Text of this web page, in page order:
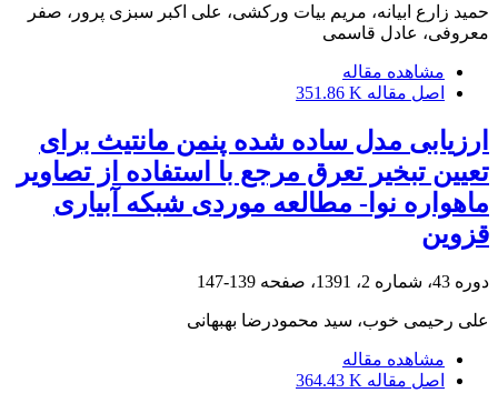
حمید زارع ابیانه، مریم بیات ورکشی، علی اکبر سبزی پرور، صفر
معروفی، عادل قاسمی
مشاهده مقاله
اصل مقاله 351.86 K
ارزیابی مدل ساده شده پنمن مانتیث برای
تعیین تبخیر تعرق مرجع با استفاده از تصاویر
ماهواره نوا- مطالعه موردی شبکه آبیاری
قزوین
دوره 43، شماره 2، 1391، صفحه 139-147
علی رحیمی خوب، سید محمودرضا بهبهانی
مشاهده مقاله
اصل مقاله 364.43 K